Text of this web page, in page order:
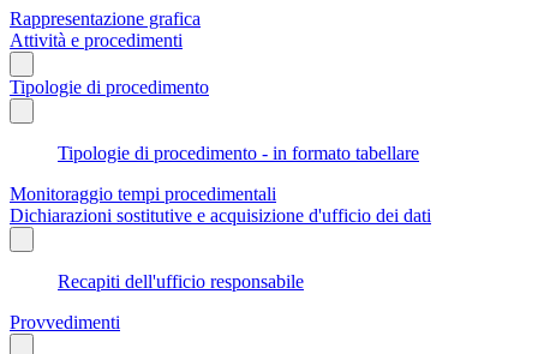
Rappresentazione grafica
Attività e procedimenti
Tipologie di procedimento
Tipologie di procedimento - in formato tabellare
Monitoraggio tempi procedimentali
Dichiarazioni sostitutive e acquisizione d'ufficio dei dati
Recapiti dell'ufficio responsabile
Provvedimenti